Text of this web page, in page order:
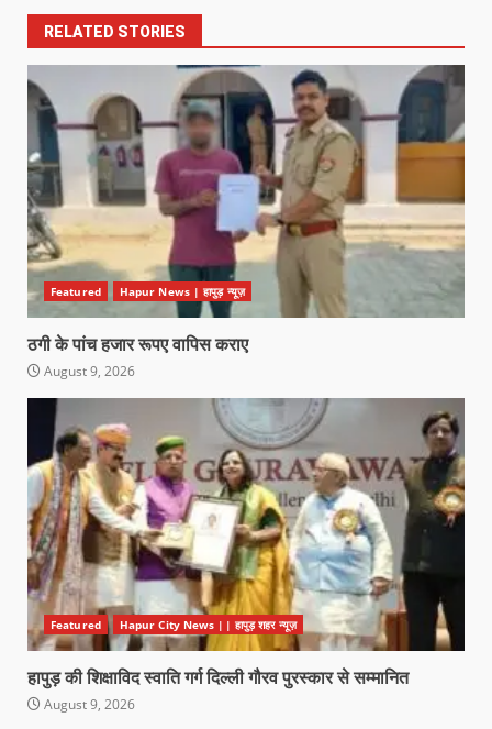
RELATED STORIES
Featured Hapur News | हापुड़ न्यूज़
ठगी के पांच हजार रूपए वापिस कराए
August 9, 2026
Featured Hapur City News || हापुड़ शहर न्यूज़
हापुड़ की शिक्षाविद स्वाति गर्ग दिल्ली गौरव पुरस्कार से सम्मानित
August 9, 2026